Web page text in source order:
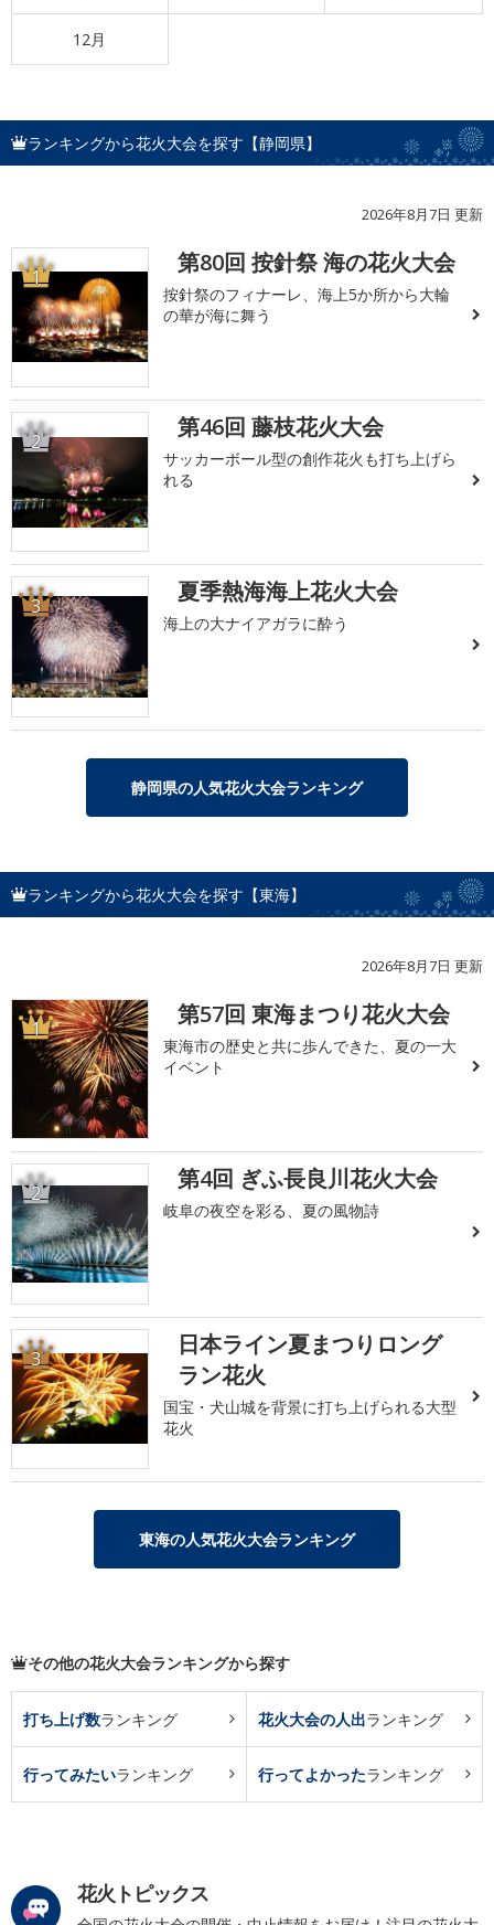
12月
ランキングから花火大会を探す【静岡県】
2026年8月7日 更新
1 第80回 按針祭 海の花火大会
按針祭のフィナーレ、海上5か所から大輪
の華が海に舞う
2 第46回 藤枝花火大会
サッカーボール型の創作花火も打ち上げら
れる
3 夏季熱海海上花火大会
海上の大ナイアガラに酔う
静岡県の人気花火大会ランキング
ランキングから花火大会を探す【東海】
2026年8月7日 更新
1 第57回 東海まつり花火大会
東海市の歴史と共に歩んできた、夏の一大
イベント
2 第4回 ぎふ長良川花火大会
岐阜の夜空を彩る、夏の風物詩
3
日本ライン夏まつりロング
ラン花火
国宝・犬山城を背景に打ち上げられる大型
花火
東海の人気花火大会ランキング
その他の花火大会ランキングから探す
打ち上げ数ランキング 花火大会の人出ランキング
行ってみたいランキング 行ってよかったランキング
花火トピックス